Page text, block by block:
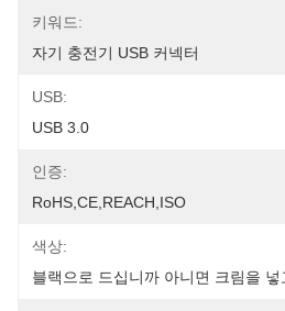
키워드:
자기 충전기 USB 커넥터
USB:
USB 3.0
인증:
RoHS,CE,REACH,ISO
색상:
블랙으로 드십니까 아니면 크림을